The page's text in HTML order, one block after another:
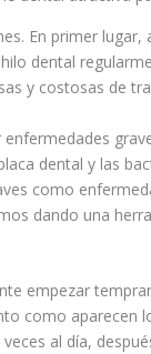
En primer lugar,
dental
y costosas de
dental y las
como
dando una
empezar
como aparecen
al día,